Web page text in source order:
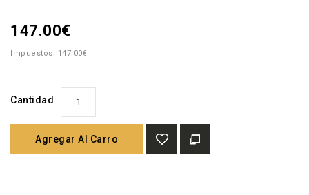
147.00€
Impuestos: 147.00€
Cantidad
Agregar Al Carro